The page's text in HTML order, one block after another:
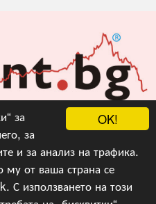
OK!
за
за
и за анализ на трафика.
му от ваша страна се
С използването на този
2022, 2023, v.3.0, Акцент